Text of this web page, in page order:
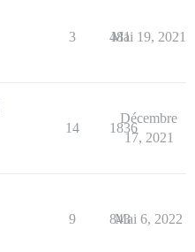
3 481
Mai 19, 2021
14 1836
Décembre
17, 2021
9 843
Mai 6, 2022